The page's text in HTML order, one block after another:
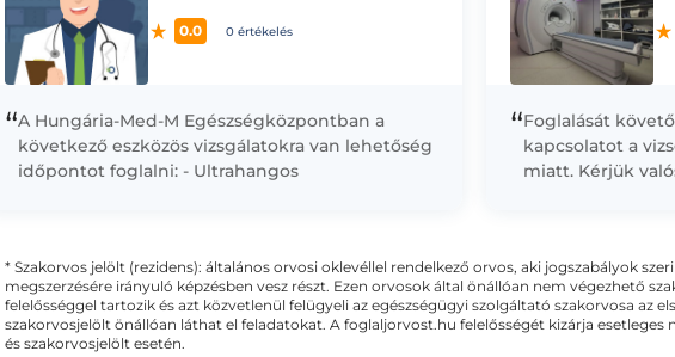
0.0 0 értékelés
“A Hungária-Med-M Egészségközpontban a
következő eszközös vizsgálatokra van lehetőség
időpontot foglalni: - Ultrahangos
“Foglalását
kapcsolatot a
miatt. Kérjük
* Szakorvos jelölt (rezidens): általános orvosi oklevéllel rendelkező orvos, aki jogszabályok
megszerzésére irányuló képzésben vesz részt. Ezen orvosok által önállóan nem végezhető
felelősséggel tartozik és azt közvetlenül felügyeli az egészségügyi szolgáltató szakorvosa az
szakorvosjelölt önállóan láthat el feladatokat. A foglaljorvost.hu felelősségét kizárja esetleges
és szakorvosjelölt esetén.